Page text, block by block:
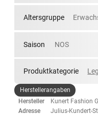
Altersgruppe
Saison NOS
Produktkategorie
Herstellerangaben
Hersteller
Kunert Fashion
Adresse
Julius-Kundert-